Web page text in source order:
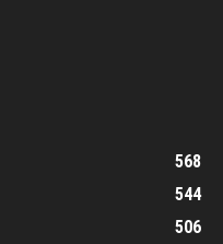
568
544
506